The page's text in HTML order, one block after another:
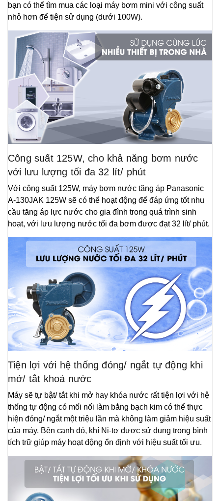
bạn có thể tìm mua các loại máy bơm mini với công suất
nhỏ hơn để tiện sử dụng (dưới 100W).
Công suất 125W, cho khả năng bơm nước
với lưu lượng tối đa 32 lít/ phút
Với công suất 125W, máy bơm nước tăng áp Panasonic
A-130JAK 125W sẽ có thể hoạt động để đáp ứng tốt nhu
cầu tăng áp lực nước cho gia đình trong quá trình sinh
hoạt, với lưu lượng nước tối đa bơm được đạt 32 lít/ phút.
Tiện lợi với hệ thống đóng/ ngắt tự động khi
mở/ tắt khoá nước
Máy sẽ tự bật/ tắt khi mở hay khóa nước rất tiện lợi với hệ
thống tự động có mối nối làm bằng bạch kim có thể thực
hiện đóng/ ngắt một triệu lần mà không làm giảm hiệu suất
của máy. Bên cạnh đó, khí Ni-tơ được sử dụng trong bình
tích trữ giúp máy hoạt động ổn định với hiệu suất tối ưu.